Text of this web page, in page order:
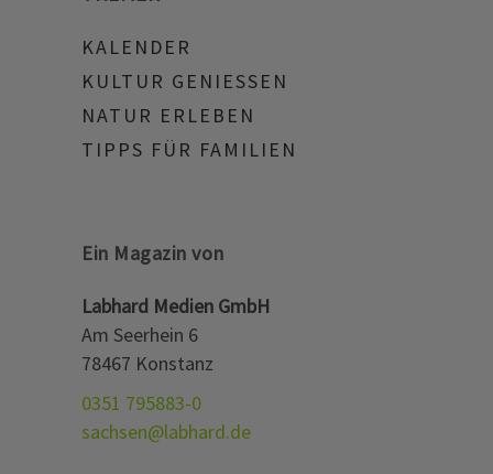
KALENDER
KULTUR GENIESSEN
NATUR ERLEBEN
TIPPS FÜR FAMILIEN
Ein Magazin von
Labhard Medien GmbH
Am Seerhein 6
78467 Konstanz
0351 795883-0
sachsen@labhard.de